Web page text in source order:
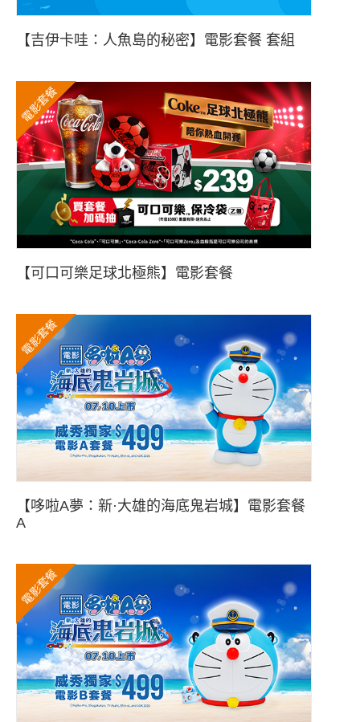
【吉伊卡哇：人魚島的秘密】電影套餐 套組
電影套餐
【可口可樂足球北極熊】電影套餐
電影套餐
【哆啦A夢：新·大雄的海底鬼岩城】電影套餐
A
電影套餐